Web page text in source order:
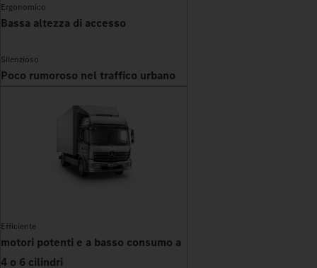
Ergonomico
Bassa altezza di accesso
Silenzioso
Poco rumoroso nel traffico urbano
Efficiente
motori potenti e a basso consumo a
4 o 6 cilindri